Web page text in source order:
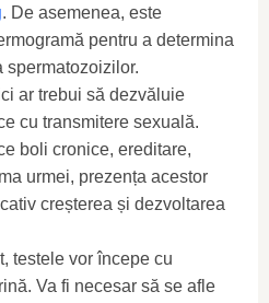
. De asemenea, este
pentru a determina
spermatozoizilor.
ar trebui să dezvăluie
cu transmitere sexuală.
boli cronice, ereditare,
urmei, prezența acestor
creșterea și dezvoltarea
testele vor începe cu
Va fi necesar să se afle